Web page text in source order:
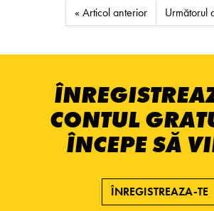
« Articol anterior Următorul
CONTUL
ÎNCEPE SĂ
ÎNREGISTREAZA-TE